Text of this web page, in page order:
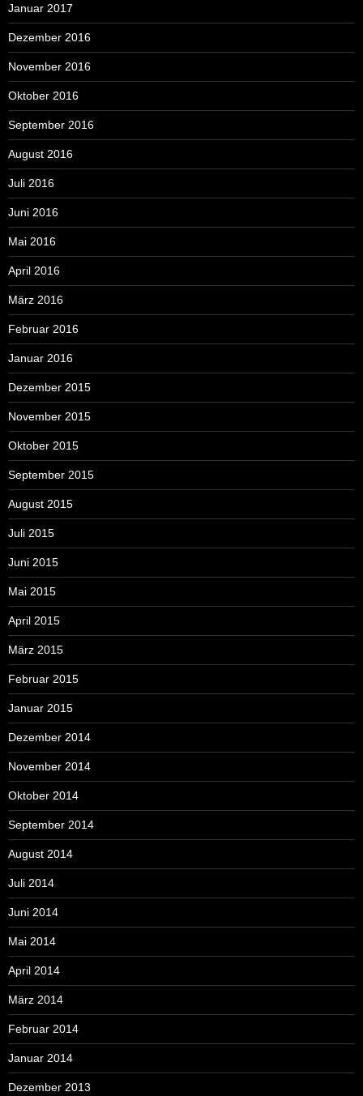
Januar 2017
Dezember 2016
November 2016
Oktober 2016
September 2016
August 2016
Juli 2016
Juni 2016
Mai 2016
April 2016
März 2016
Februar 2016
Januar 2016
Dezember 2015
November 2015
Oktober 2015
September 2015
August 2015
Juli 2015
Juni 2015
Mai 2015
April 2015
März 2015
Februar 2015
Januar 2015
Dezember 2014
November 2014
Oktober 2014
September 2014
August 2014
Juli 2014
Juni 2014
Mai 2014
April 2014
März 2014
Februar 2014
Januar 2014
Dezember 2013